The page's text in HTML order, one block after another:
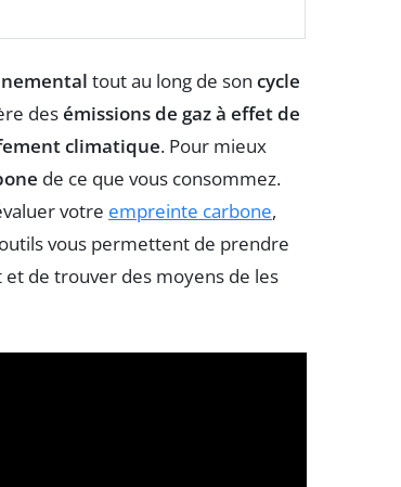
tout au long de son cycle
desémissions de gaz à effet de
climatique. Pour mieux
de ce que vous consommez.
votre empreinte carbone,
vous permettent de prendre
et de trouver des moyens de les